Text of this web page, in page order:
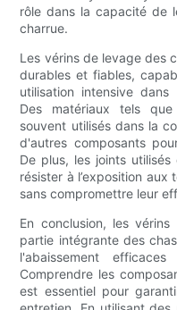
rôle dans la capacité de
charrue.
Les vérins de levage des
durables et fiables,
utilisation intensive
Des matériaux tels
souvent utilisés dans la
d'autres composants
De plus, les joints
résister à l’exposition aux
sans compromettre leur
En conclusion, les
partie intégrante des
l'abaissement
Comprendre les
est essentiel pour